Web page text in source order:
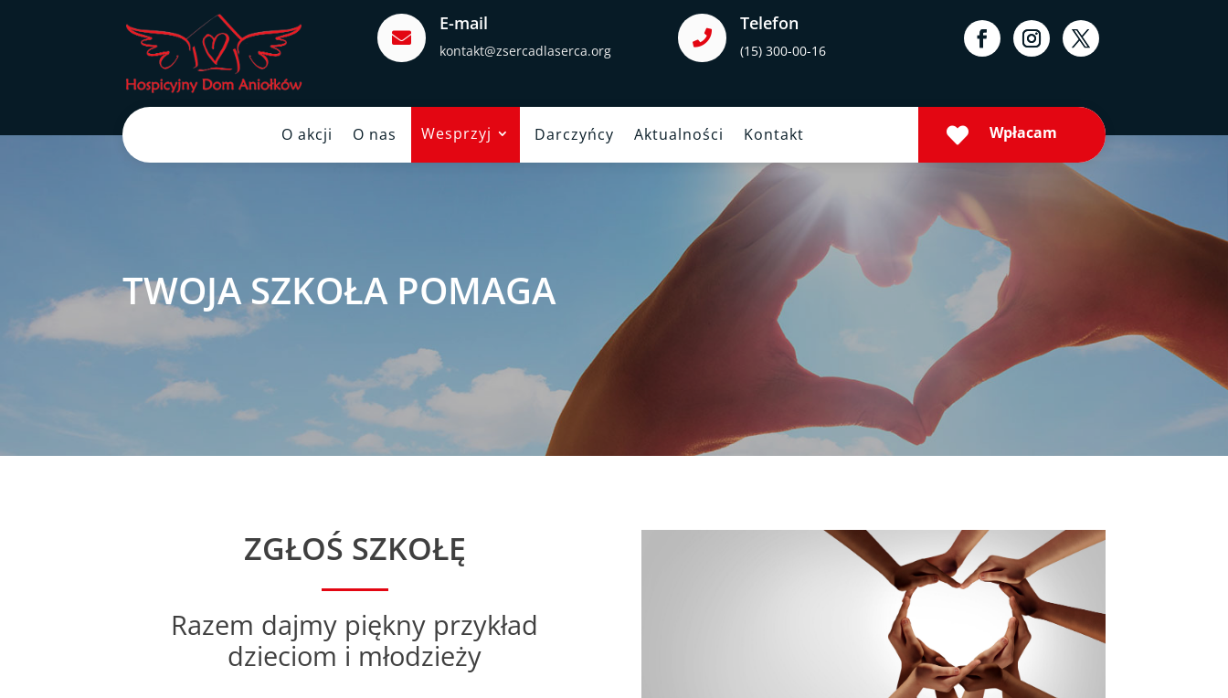

E-mail
kontakt@zsercadlaserca.org

Telefon
(15) 300-00-16
O akcji O nas Wesprzyj Darczyńcy Aktualności Kontakt  Wpłacam
TWOJA SZKOŁA POMAGA
ZGŁOŚ SZKOŁĘ
Razem dajmy piękny przykład
dzieciom i młodzieży